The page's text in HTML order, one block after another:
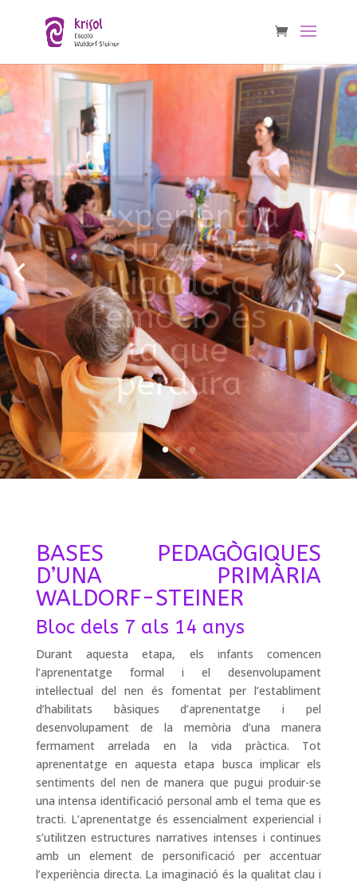
L'experiència
educativa
lligada a
l'emoció és
la que
perdura
BASES PEDAGÒGIQUES
D’UNA PRIMÀRIA
WALDORF-STEINER
Bloc dels 7 als 14 anys
Durant aquesta etapa, els infants comencen
l’aprenentatge formal i el desenvolupament
intel·lectual del nen és fomentat per l’establiment
d’habilitats bàsiques d’aprenentatge i pel
desenvolupament de la memòria d’una manera
fermament arrelada en la vida pràctica. Tot
aprenentatge en aquesta etapa busca implicar els
sentiments del nen de manera que pugui produir-se
una intensa identificació personal amb el tema que es
tracti. L’aprenentatge és essencialment experiencial i
s’utilitzen estructures narratives intenses i continues
amb un element de personificació per accentuar
l’experiència directa. La imaginació és la qualitat clau i